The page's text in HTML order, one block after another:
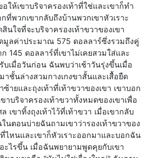
ให้เขาบริจาครองเท้าที่ใช่และเขาก็ทำ
ที่พวกเขากลับถึงบ้านพวกเขาหัวเราะ
นใจที่จะบริจาครองเท้าขวาของเขา
มูลค่าประมาณ 575 ดอลลาร์ซึ่งรวมถึงคู่
145 ดอลลาร์ที่เขาไม่เคยสวมใส่และ
บเมื่อวันก่อน ฉันพบว่าเช้าวันรุ่งขึ้นเมื่อ
าชั้นล่างสวมกางเกงขาสั้นและเสื้อยืด
ซ้ายและถุงเท้าที่เท้าขวาของเขา เขาบอก
าบริจาครองเท้าขวาทั้งหมดของเขาเพื่อ
เขาทิ้งถุงเท้าไว้ที่เท้าขวา เมื่อเขากลับ
นตอนบ่ายฉันถามเขาว่ารองเท้าขวาของ
ที่ไหนและเขาก็หัวเราะออกมาและบอกฉัน
ะไรขึ้น เมื่อฉันพยายามพูดคุยกับเขา